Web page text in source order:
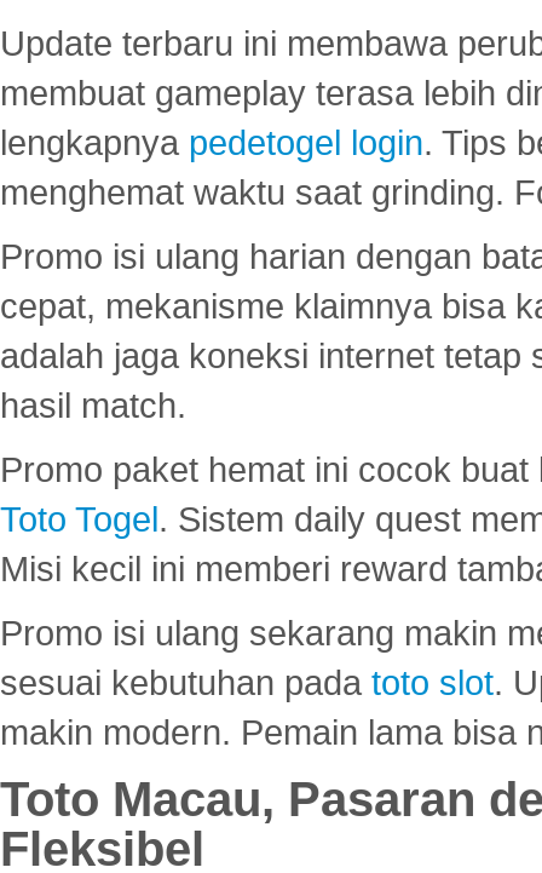
Update terbaru ini membawa
membuat gameplay terasa lebih
lengkapnya pedetogel login. Tips
menghemat waktu saat grinding.
Promo isi ulang harian dengan
cepat, mekanisme klaimnya bisa
adalah jaga koneksi internet tetap
hasil match.
Promo paket hemat ini cocok
Toto Togel. Sistem daily quest
Misi kecil ini memberi reward
Promo isi ulang sekarang makin
sesuai kebutuhan pada toto slot.
makin modern. Pemain lama bisa
Toto Macau, Pasaran
Fleksibel